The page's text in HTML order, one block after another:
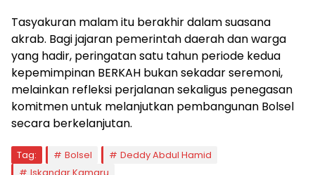
Tasyakuran malam itu berakhir dalam suasana
akrab. Bagi jajaran pemerintah daerah dan warga
yang hadir, peringatan satu tahun periode kedua
kepemimpinan BERKAH bukan sekadar seremoni,
melainkan refleksi perjalanan sekaligus penegasan
komitmen untuk melanjutkan pembangunan Bolsel
secara berkelanjutan.
Tag: Bolsel
Deddy Abdul Hamid